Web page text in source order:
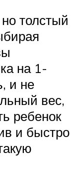
толстый
на 1-
и не
вес,
ребенок
и быстро